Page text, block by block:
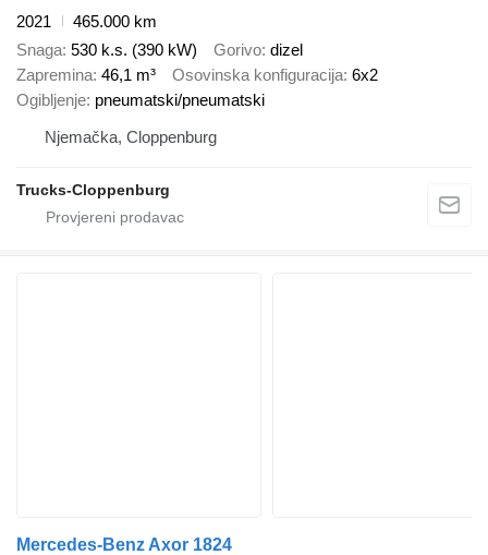
2021
465.000 km
Snaga 530 k.s. (390 kW) Gorivo dizel
Zapremina 46,1 m³ Osovinska konfiguracija 6x2
Ogibljenje pneumatski/pneumatski
Njemačka, Cloppenburg
Trucks-Cloppenburg
Mercedes-Benz Axor 1824